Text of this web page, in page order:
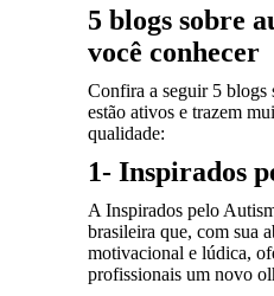
5 blogs sobre
você conhecer
Confira a seguir 5 blogs
estão ativos e trazem
qualidade:
1- Inspirados
A Inspirados pelo
brasileira que, com sua
motivacional e lúdica,
profissionais um novo